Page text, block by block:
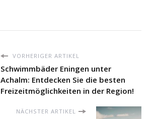
VORHERIGER ARTIKEL
Schwimmbäder Eningen unter
Achalm: Entdecken Sie die besten
Freizeitmöglichkeiten in der Region!
NÄCHSTER ARTIKEL